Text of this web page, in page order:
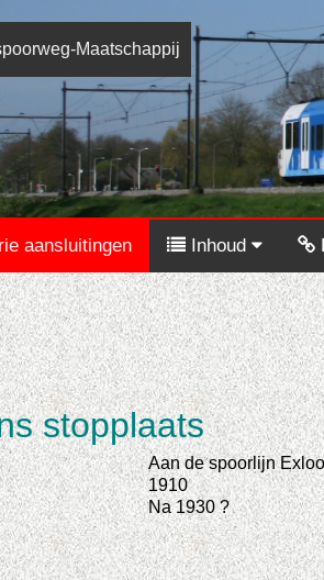
Maatschappij
aansluitingen Inhoud
stopplaats
Aan de spoorlijn
1910
Na 1930 ?